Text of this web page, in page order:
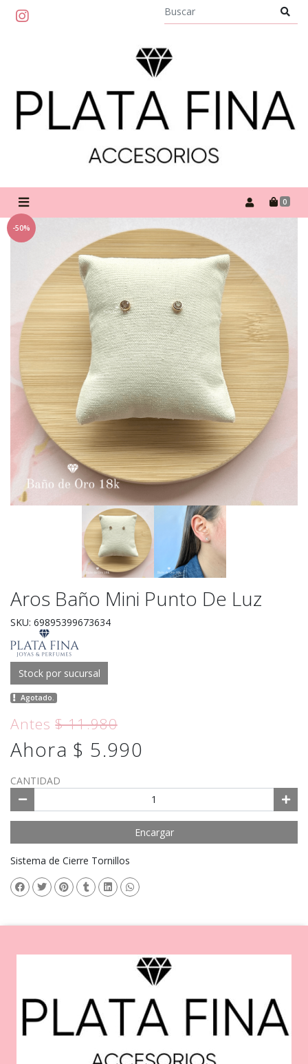
0
-50%
Aros Baño Mini Punto De Luz
SKU: 69895399673634
Stock por sucursal
Agotado.
Antes$ 11.980
Ahora $ 5.990
CANTIDAD
Encargar
Sistema de Cierre Tornillos